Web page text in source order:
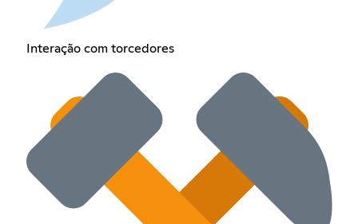
Interação com torcedores